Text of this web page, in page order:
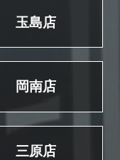
玉島店
岡南店
三原店